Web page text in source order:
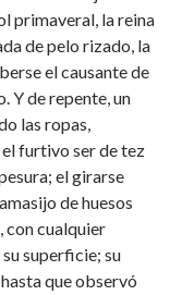
primaveral, la reina
de pelo rizado, la
el causante de
Y de repente, un
las ropas,
furtivo ser de tez
el girarse
de huesos
con cualquier
superficie; su
que observó